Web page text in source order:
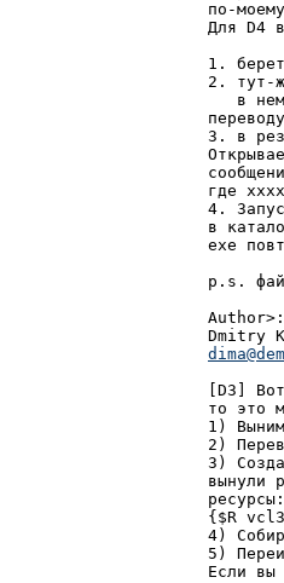
по-
Для D4
1.
2. тут-
в
3. в
где
4.
в
exe
p.s.
Author>:
[D3]
то это
1)
2)
3)
вынули
pесуpсы:
{$R
4)
5)
Если вы